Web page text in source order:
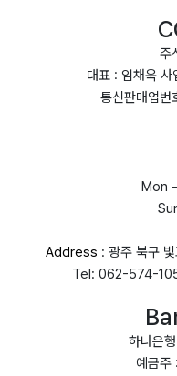
주
대표 : 임채욱
통신판매업
Mon
Address : 광주 북구
Tel: 062-574-
하나은
예금주